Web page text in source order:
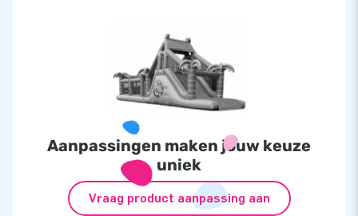
Aanpassingen maken jouw keuze
uniek
Vraag product aanpassing aan